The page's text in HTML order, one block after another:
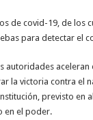
de covid-19, de los
para detectar el
autoridades
la victoria contra el
previsto en
en el poder.